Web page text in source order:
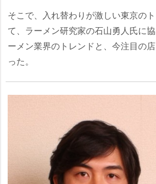
そこで、入れ替わりが激しい東京の
て、ラーメン研究家の石山勇人氏に
ーメン業界のトレンドと、今注目の
った。